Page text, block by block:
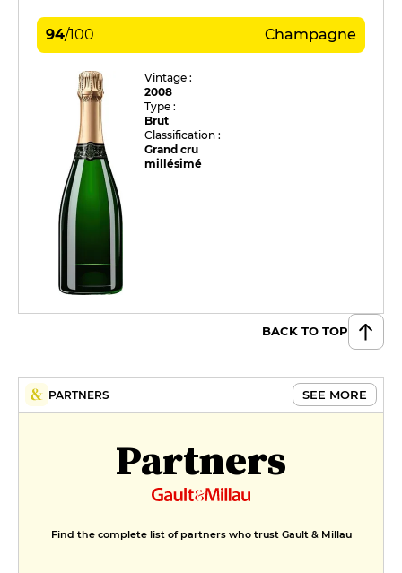
94/100 Champagne
Vintage :
2008
Type :
Brut
Classification :
Grand cru
millésimé
BACK TO TOP
PARTNERS SEE MORE
Partners
Find the complete list of partners who trust Gault & Millau